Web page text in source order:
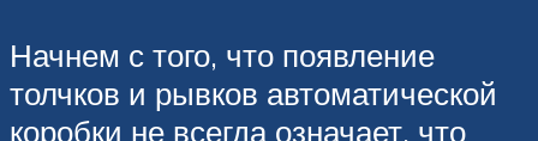
Начнем с того, что появление
толчков и рывков автоматической
коробки не всегда означает, что